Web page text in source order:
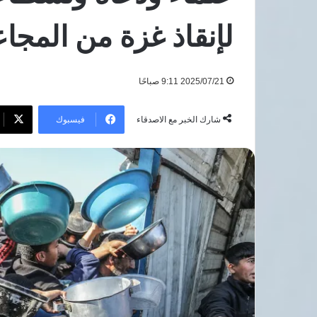
لإنقاذ غزة من
2025/07/21 9:11 صباحًا
شارك الخبر مع الاصدقاء فيسبوك
بمليار
دولار
في
الزعفرانة
الصناعة
الاستيراد
مصر تخطط لمجمع ألواح
بمليار دولار في الزعفرانة